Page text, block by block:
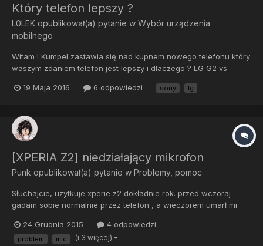
Który telefon lepszy ?
L0LEK opublikował(a) pytanie w Wybór urządzenia
mobilnego
Witam ! Kumpel zastawia się nad kupnem nowego telefonu który
waszym zdaniem telefon jest lepszy i dlaczego ? LG G2 vs
Custom Romów
19 Maja 2016 6 odpowiedzi sony lg
[XPERIA Z2] niedziałający mikrofon
Punk opublikował(a) pytanie w Problemy, pomoc
Słuchajcie, uzytkuje xperie z2 dokładnie rok. przed wczoraj
gadam sobie normalnie przez telefon , a wieczorem umarł mi
nie jest wina oprogramowania, nawet do stockowego tft kitkata
wracałem i nic, dalej ten sam problem. mam FV na niego. To m...
24 Grudnia 2015 4 odpowiedzi
problem mic (i 3 więcej)